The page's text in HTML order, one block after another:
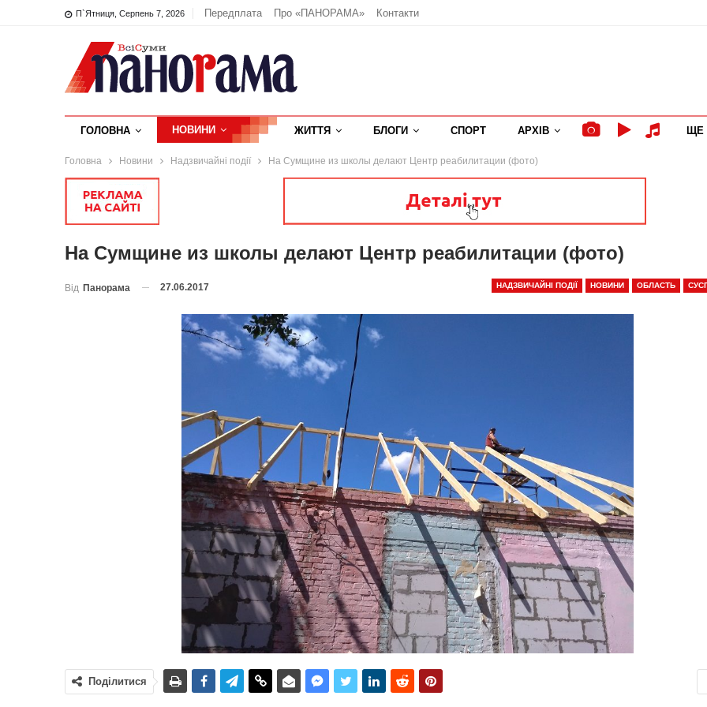
П`ятниця, Серпень 7, 2026 Передплата Про «ПАНОРАМА» Контакти
ГОЛОВНА НОВИНИ ЖИТТЯ БЛОГИ СПОРТ АРХІВ ЩЕ
Головна Новини Надзвичайні події На Сумщине из школы делают Центр реабилитации (фото)
На Сумщине из школы делают Центр реабилитации (фото)
НАДЗВИЧАЙНІ ПОДІЇ НОВИНИ ОБЛАСТЬ
Від Панорама 27.06.2017
Поділитися